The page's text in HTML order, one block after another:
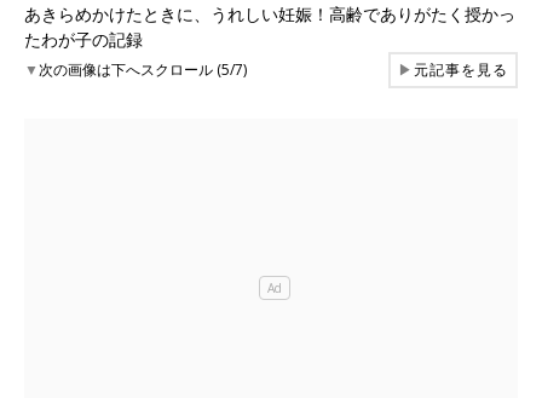
あきらめかけたときに、うれしい妊娠！高齢でありがたく授かっ
たわが子の記録
▼次の画像は下へスクロール (5/7) ▶元記事を見る